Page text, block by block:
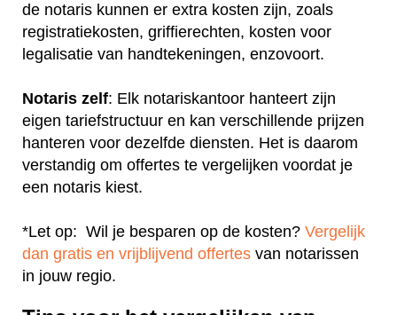
de notaris kunnen er extra kosten zijn, zoals
registratiekosten, griffierechten, kosten voor
legalisatie van handtekeningen, enzovoort.
Notaris zelf: Elk notariskantoor hanteert zijn
eigen tariefstructuur en kan verschillende prijzen
hanteren voor dezelfde diensten. Het is daarom
verstandig om offertes te vergelijken voordat je
een notaris kiest.
*Let op: Wil je besparen op de kosten? Vergelijk
dan gratis en vrijblijvend offertes van notarissen
in jouw regio.